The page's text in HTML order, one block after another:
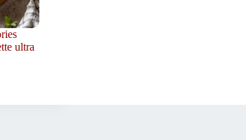
ultra